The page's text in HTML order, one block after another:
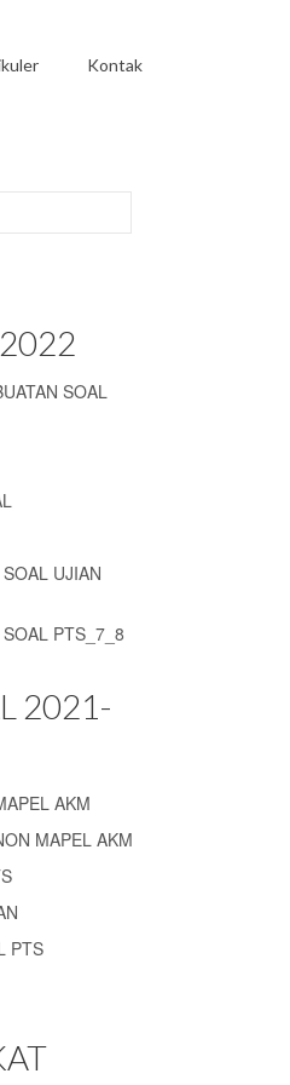
Kontak
SOAL
UJIAN
PTS_7_8
2021-
AKM
MAPEL AKM
PTS